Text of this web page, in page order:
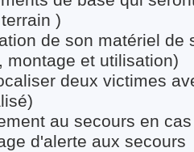
)
de son matériel de
montage et utilisation)
deux victimes
au secours en
d'alerte aux secours